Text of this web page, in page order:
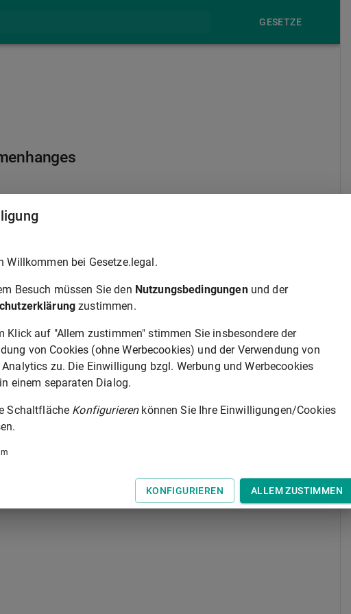
GESETZE
Hypothek, Grundschuld oder Rentenschuld die
einer Hypothek, Grundschuld oder Rentenschuld die Klage
auf Anerkennung einer Reallast die Klage auf
Klagen gegen denselben Beklagten gerichtet sind.
§ 26
Tastatur zur Navigation zwischen Normen.
Willkommen bei Gesetze.legal.
Besuch müssen Sie den Nutzungsbedingungenund der
zustimmen.
Klick auf "Allem zustimmen" stimmen Sie insbesondere der
von Cookies (ohne Werbecookies) und der Verwendung von
Analytics zu. Die Einwilligung bzgl. Werbung und Werbecookies
einem separaten Dialog.
Schaltfläche Konfigurierenkönnen Sie Ihre Einwilligungen/Cookies
KONFIGURIEREN ALLEM ZUSTIMMEN